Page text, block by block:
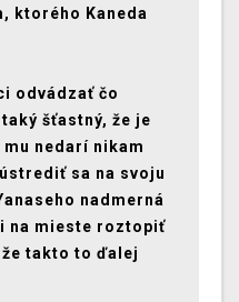
ktorého Kaneda
odvádzať čo
šťastný, že je
mu nedarí nikam
sa na svoju
nadmerná
na mieste roztopiť
takto to ďalej